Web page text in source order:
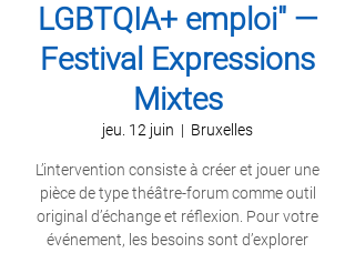
LGBTQIA+ emploi" —
Festival Expressions
Mixtes
jeu. 12 juin
  |
Bruxelles
L’intervention consiste à créer et jouer une
pièce de type théâtre-forum comme outil
original d’échange et réflexion. Pour votre
événement, les besoins sont d’explorer